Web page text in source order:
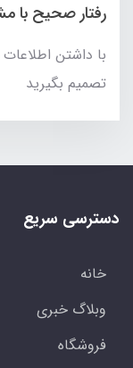
رفتار صحیح با
با داشتن
تصمیم بگیرید
دسترسی سریع
خانه
وبلاگ خبری
فروشگاه